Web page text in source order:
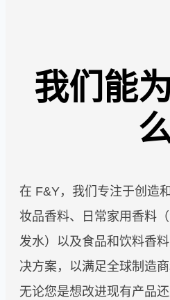
我们能
在 F&Y，我们专注于创造
妆品香料、日常家用香料
发水）以及食品和饮料香
决方案，以满足全球制造
无论您是想改进现有产品